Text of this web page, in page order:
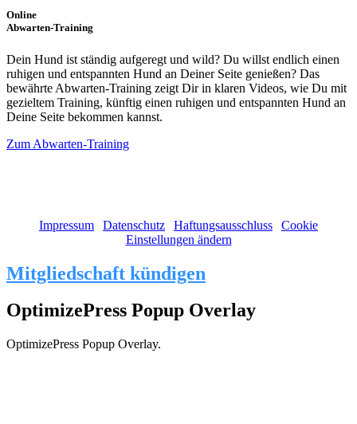
Online
Abwarten-Training
Dein Hund ist ständig aufgeregt und wild? Du willst endlich einen
ruhigen und entspannten Hund an Deiner Seite genießen? Das
bewährte Abwarten-Training zeigt Dir in klaren Videos, wie Du mit
gezieltem Training, künftig einen ruhigen und entspannten Hund an
Deine Seite bekommen kannst.
Zum Abwarten-Training
Impressum
Datenschutz Haftungsausschluss
Cookie
Einstellungen ändern
Mitgliedschaft kündigen
OptimizePress Popup Overlay
OptimizePress Popup Overlay.